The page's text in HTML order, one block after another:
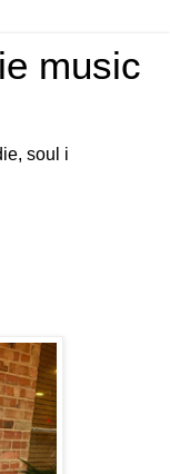
music
soul i